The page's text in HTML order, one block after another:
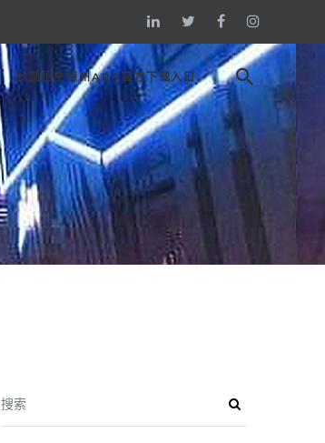
找到悟空德州APP官方下载入口
搜索